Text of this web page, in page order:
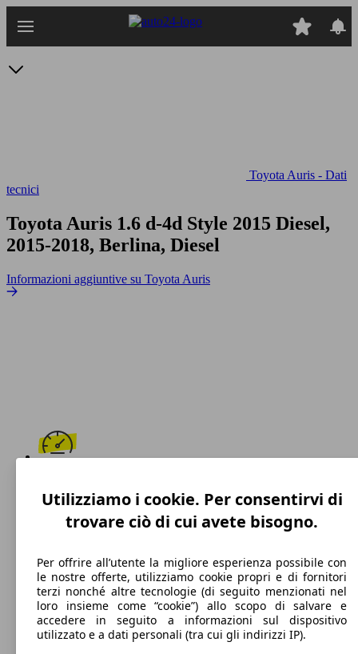
Toyota Auris - Dati
tecnici
Toyota Auris 1.6 d-4d Style 2015 Diesel,
2015-2018, Berlina, Diesel
Informazioni aggiuntive su Toyota Auris
Diesel
Carburante
Utilizziamo i cookie. Per consentirvi di
trovare ciò di cui avete bisogno.
Per offrire all’utente la migliore esperienza possibile con
le nostre offerte, utilizziamo cookie propri e di fornitori
terzi nonché altre tecnologie (di seguito menzionati nel
loro insieme come “cookie”) allo scopo di salvare e
accedere in seguito a informazioni sul dispositivo
utilizzato e a dati personali (tra cui gli indirizzi IP).